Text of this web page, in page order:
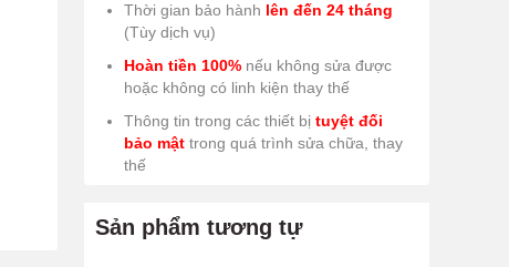
Thời gian bảo hành lên đến 24 tháng
(Tùy dịch vụ)
Hoàn tiền 100% nếu không sửa được
hoặc không có linh kiện thay thế
Thông tin trong các thiết bị tuyệt đối
bảo mật trong quá trình sửa chữa, thay
thế
Sản phẩm tương tự